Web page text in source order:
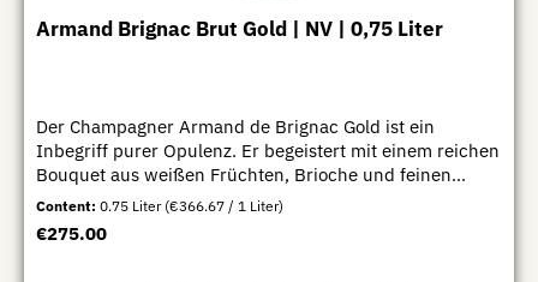
Frucht und Mineralität des Pinot Noir optimal zu
passt hervorragend zu Wildgerichten, geschmortem
Kalb, Ente, Rinderfilet oder gereiftem Käse und zählt zu
den lagerfähigen Spitzenweinen der Côte de Beaune.
Armand Brignac Brut Gold | NV | 0,75 Liter
Der Champagner Armand de Brignac Gold ist ein
Inbegriff purer Opulenz. Er begeistert mit einem reichen
Bouquet aus weißen Früchten, Brioche und feinen
Gewürznoten. Am Gaumen zeigt er sich cremig, kraftvoll
und gleichzeitig elegant, mit feiner Perlage und einem
langen, majestätischen Abgang – ein Champagner von
Content:0.75 Liter (€366.67 / 1 Liter)
Regular price:
€275.00